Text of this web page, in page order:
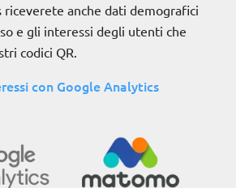
riceverete anche dati demografici
e gli interessi degli utenti che
codici QR.
con Google Analytics